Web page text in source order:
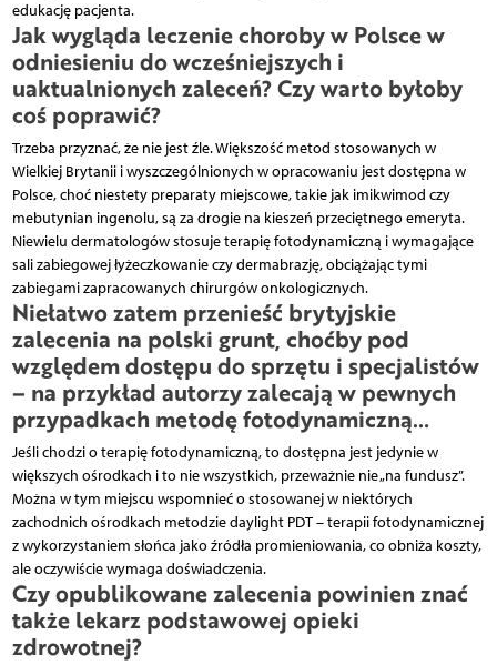
edukację pacjenta.
Jak wygląda leczenie choroby w Polsce w
odniesieniu do wcześniejszych i
uaktualnionych zaleceń? Czy warto byłoby
coś poprawić?
Trzeba przyznać, że nie jest źle. Większość metod stosowanych w
Wielkiej Brytanii i wyszczególnionych w opracowaniu jest dostępna w
Polsce, choć niestety preparaty miejscowe, takie jak imikwimod czy
mebutynian ingenolu, są za drogie na kieszeń przeciętnego emeryta.
Niewielu dermatologów stosuje terapię fotodynamiczną i wymagające
sali zabiegowej łyżeczkowanie czy dermabrazję, obciążając tymi
zabiegami zapracowanych chirurgów onkologicznych.
Niełatwo zatem przenieść brytyjskie
zalecenia na polski grunt, choćby pod
względem dostępu do sprzętu i specjalistów
– na przykład autorzy zalecają w pewnych
przypadkach metodę fotodynamiczną…
Jeśli chodzi o terapię fotodynamiczną, to dostępna jest jedynie w
większych ośrodkach i to nie wszystkich, przeważnie nie „na fundusz”.
Można w tym miejscu wspomnieć o stosowanej w niektórych
zachodnich ośrodkach metodzie daylight PDT – terapii foto­dynamicznej
z wykorzystaniem słońca jako źródła promieniowania, co obniża koszty,
ale oczywiście wymaga doświadczenia.
Czy opublikowane zalecenia powinien znać
także lekarz podstawowej opieki
zdrowotnej?